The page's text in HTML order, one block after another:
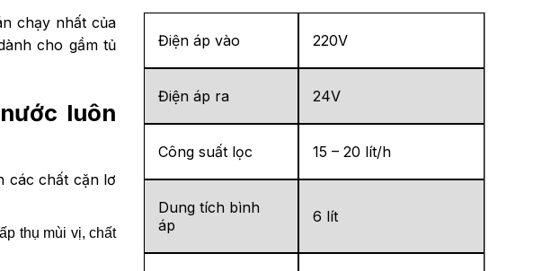
chạy nhất của
cho gầm tủ
luôn
các chất cặn lơ
thụ mùi vị, chất
Điện áp vào 220V
Điện áp ra 24V
Công suất lọc 15 – 20 lít/h
Dung tích bình
áp
6 lít